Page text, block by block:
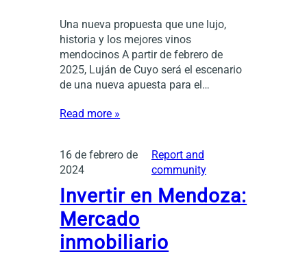
Una nueva propuesta que une lujo,
historia y los mejores vinos
mendocinos A partir de febrero de
2025, Luján de Cuyo será el escenario
de una nueva apuesta para el…
Read more »
16 de febrero de
2024
Report and
community
Invertir en Mendoza:
Mercado
inmobiliario